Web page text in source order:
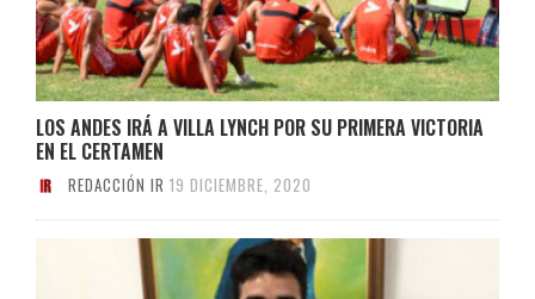
LOS ANDES IRÁ A VILLA LYNCH POR SU PRIMERA VICTORIA
EN EL CERTAMEN
REDACCIÓN IR 19 DICIEMBRE, 2020